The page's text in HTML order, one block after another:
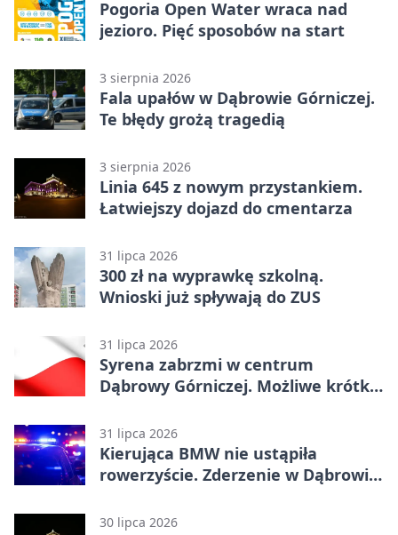
Pogoria Open Water wraca nad
jezioro. Pięć sposobów na start
3 sierpnia 2026
Fala upałów w Dąbrowie Górniczej.
Te błędy grożą tragedią
3 sierpnia 2026
Linia 645 z nowym przystankiem.
Łatwiejszy dojazd do cmentarza
31 lipca 2026
300 zł na wyprawkę szkolną.
Wnioski już spływają do ZUS
31 lipca 2026
Syrena zabrzmi w centrum
Dąbrowy Górniczej. Możliwe krótkie
31 lipca 2026
Kierująca BMW nie ustąpiła
rowerzyście. Zderzenie w Dąbrowie
30 lipca 2026